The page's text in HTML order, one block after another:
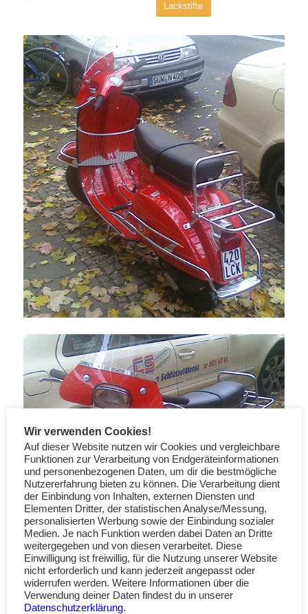
Lackstifte
Wir verwenden Cookies!
Auf dieser Website nutzen wir Cookies und vergleichbare
Funktionen zur Verarbeitung von Endgeräteinformationen
und personenbezogenen Daten, um dir die bestmögliche
Nutzererfahrung bieten zu können. Die Verarbeitung dient
der Einbindung von Inhalten, externen Diensten und
Elementen Dritter, der statistischen Analyse/Messung,
personalisierten Werbung sowie der Einbindung sozialer
Medien. Je nach Funktion werden dabei Daten an Dritte
weitergegeben und von diesen verarbeitet. Diese
Einwilligung ist freiwillig, für die Nutzung unserer Website
nicht erforderlich und kann jederzeit angepasst oder
widerrufen werden. Weitere Informationen über die
Verwendung deiner Daten findest du in unserer
Datenschutzerklärung.